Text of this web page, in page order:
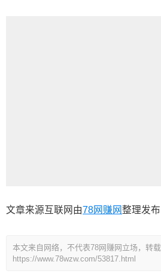
文章来源互联网由78网赚网整理发
本文来自网络，不代表78网赚网立场，转载
https://www.78wzw.com/53817.html